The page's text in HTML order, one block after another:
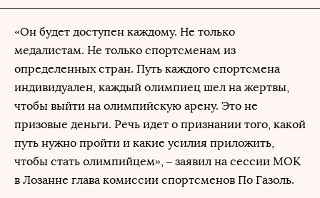
«Он будет доступен каждому. Не только
медалистам. Не только спортсменам из
определенных стран. Путь каждого спортсмена
индивидуален, каждый олимпиец шел на жертвы,
чтобы выйти на олимпийскую арену. Это не
призовые деньги. Речь идет о признании того, какой
путь нужно пройти и какие усилия приложить,
чтобы стать олимпийцем», – заявил на сессии МОК
в Лозанне глава комиссии спортсменов По Газоль.